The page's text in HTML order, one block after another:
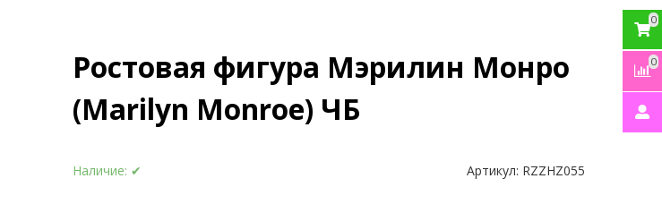
Ростовая фигура Мэрилин Монро
(Marilyn Monroe) ЧБ
Наличие: ✔ Артикул: RZZHZ055
0
0